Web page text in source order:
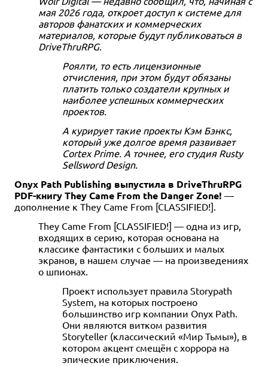
мая 2026 года, откроет доступ к системе для
авторов фанатских и коммерческих
материалов, которые будут публиковаться в
DriveThruRPG.
Роялти, то есть лицензионные
отчисления, при этом будут обязаны
платить только создатели крупных и
наиболее успешных коммерческих
проектов.
А курирует такие проекты Кэм Бэнкс,
который уже долгое время развивает
Cortex Prime. А точнее, его студия Rusty
Sellsword Design.
Onyx Path Publishing выпустила в DriveThruRPG
PDF-книгу They Came From the Danger Zone! —
дополнение к They Came From [CLASSIFIED!].
They Came From [CLASSIFIED!] — одна из игр,
входящих в серию, которая основана на
классике фантастики с больших и малых
экранов, в нашем случае — на произведениях
о шпионах.
Проект использует правила Storypath
System, на которых построено
большинство игр компании Onyx Path.
Они являются витком развития
Storyteller (классический «Мир Тьмы»), в
котором акцент смещён с хоррора на
эпические приключения.